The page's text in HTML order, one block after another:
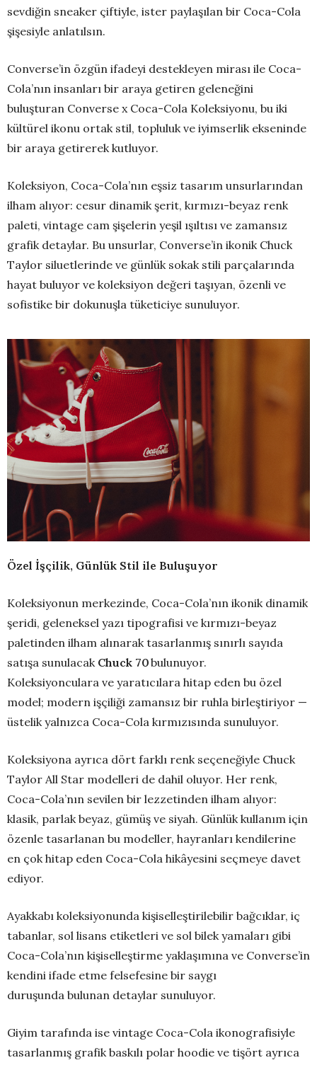
sevdiğin sneaker çiftiyle, ister paylaşılan bir Coca-Cola
şişesiyle anlatılsın.
Converse’in özgün ifadeyi destekleyen mirası ile Coca-
Cola’nın insanları bir araya getiren geleneğini
buluşturan Converse x Coca-Cola Koleksiyonu, bu iki
kültürel ikonu ortak stil, topluluk ve iyimserlik ekseninde
bir araya getirerek kutluyor.
Koleksiyon, Coca-Cola’nın eşsiz tasarım unsurlarından
ilham alıyor: cesur dinamik şerit, kırmızı-beyaz renk
paleti, vintage cam şişelerin yeşil ışıltısı ve zamansız
grafik detaylar. Bu unsurlar, Converse’in ikonik Chuck
Taylor siluetlerinde ve günlük sokak stili parçalarında
hayat buluyor ve koleksiyon değeri taşıyan, özenli ve
sofistike bir dokunuşla tüketiciye sunuluyor.
Özel İşçilik, Günlük Stil ile Buluşuyor
Koleksiyonun merkezinde, Coca-Cola’nın ikonik dinamik
şeridi, geleneksel yazı tipografisi ve kırmızı-beyaz
paletinden ilham alınarak tasarlanmış sınırlı sayıda
satışa sunulacak Chuck 70bulunuyor.
Koleksiyonculara ve yaratıcılara hitap eden bu özel
model; modern işçiliği zamansız bir ruhla birleştiriyor —
üstelik yalnızca Coca-Cola kırmızısında sunuluyor.
Koleksiyona ayrıca dört farklı renk seçeneğiyle Chuck
Taylor All Star modelleri de dahil oluyor. Her renk,
Coca-Cola’nın sevilen bir lezzetinden ilham alıyor:
klasik, parlak beyaz, gümüş ve siyah. Günlük kullanım için
özenle tasarlanan bu modeller, hayranları kendilerine
en çok hitap eden Coca-Cola hikâyesini seçmeye davet
ediyor.
Ayakkabı koleksiyonunda kişiselleştirilebilir bağcıklar, iç
tabanlar, sol lisans etiketleri ve sol bilek yamaları gibi
Coca-Cola’nın kişiselleştirme yaklaşımına ve Converse’in
kendini ifade etme felsefesine bir saygı
duruşunda bulunan detaylar sunuluyor.
Giyim tarafında ise vintage Coca-Cola ikonografisiyle
tasarlanmış grafik baskılı polar hoodie ve tişört ayrıca